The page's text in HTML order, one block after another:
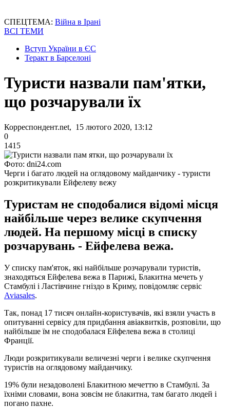
СПЕЦТЕМА: Війна в Ірані
ВСІ ТЕМИ
Вступ України в ЄС
Теракт в Барселоні
Туристи назвали пам'ятки,
що розчарували їх
Корреспондент.net, 15 лютого 2020, 13:12
0
1415
Фото: dni24.com
Черги і багато людей на оглядовому майданчику - туристи
розкритикували Ейфелеву вежу
Туристам не сподобалися відомі місця
найбільше через велике скупчення
людей. На першому місці в списку
розчарувань - Ейфелева вежа.
У списку пам'яток, які найбільше розчарували туристів,
знаходяться Ейфелева вежа в Парижі, Блакитна мечеть у
Стамбулі і Ластівчине гніздо в Криму, повідомляє сервіс
Aviasales.
Так, понад 17 тисяч онлайн-користувачів, які взяли участь в
опитуванні сервісу для придбання авіаквитків, розповіли, що
найбільше їм не сподобалася Ейфелева вежа в столиці
Франції.
Люди розкритикували величезні черги і велике скупчення
туристів на оглядовому майданчику.
19% були незадоволені Блакитною мечеттю в Стамбулі. За
їхніми словами, вона зовсім не блакитна, там багато людей і
погано пахне.